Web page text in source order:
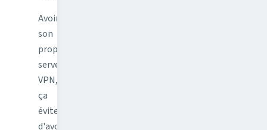
Avoir
son
propre
serveur
VPN,
ça
évite
d'avoir